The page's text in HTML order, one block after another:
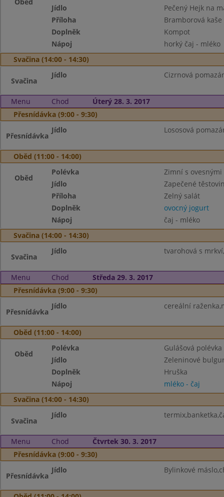
Jídlo
Pečený Hejk na
Příloha
Bramborová
Doplněk
Kompot
Nápoj
horký čaj - mléko
Svačina (14:00 - 14:30)
Svačina
Jídlo Cizrnová
Menu Chod
Úterý 28. 3. 2017
Přesnídávka (9:00 - 9:30)
Přesnídávka
Jídlo Lososová
Oběd (11:00 - 14:00)
Oběd
Polévka
Zimní s ovesnými
Jídlo
Zapečené
Příloha
Zelný salát
Doplněk
ovocný jogurt
Nápoj
čaj - mléko
Svačina (14:00 - 14:30)
Svačina
Jídlo tvarohová s
Menu Chod
Středa 29. 3. 2017
Přesnídávka (9:00 - 9:30)
Přesnídávka
Jídlo cereální
Oběd (11:00 - 14:00)
Oběd
Polévka
Gulášová polévka
Jídlo
Zeleninové
Doplněk
Hruška
Nápoj
mléko - čaj
Svačina (14:00 - 14:30)
Svačina
Jídlo
Menu Chod
Čtvrtek 30. 3. 2017
Přesnídávka (9:00 - 9:30)
Přesnídávka
Jídlo Bylinkové